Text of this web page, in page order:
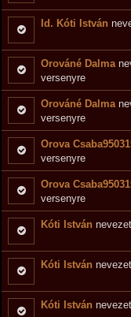
Id. Kóti István
Orováné Dalma
versenyre
Orováné Dalma
versenyre
Orova
versenyre
Orova
versenyre
Kóti István
Kóti István
Kóti István